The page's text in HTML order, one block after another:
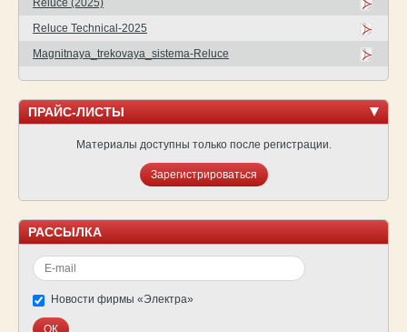
Reluce (2025)
Reluce Technical-2025
Magnitnaya_trekovaya_sistema-Reluce
ПРАЙС-ЛИСТЫ
Материалы доступны только после регистрации.
Зарегистрироваться
РАССЫЛКА
Новости фирмы «Электра»